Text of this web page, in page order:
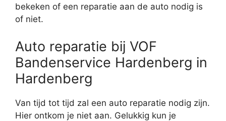
bekeken of een reparatie aan de auto nodig is
of niet.
Auto reparatie bij VOF
Bandenservice Hardenberg in
Hardenberg
Van tijd tot tijd zal een auto reparatie nodig zijn.
Hier ontkom je niet aan. Gelukkig kun je